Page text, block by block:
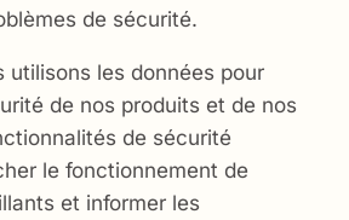
de sécurité.
utilisons les données pour
de nos produits et de nos
de sécurité
le fonctionnement de
et informer les